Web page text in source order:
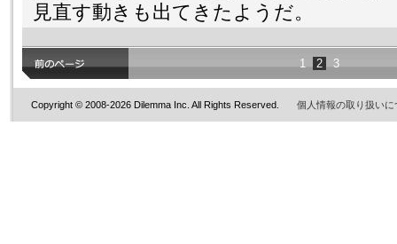
見直す動きも出てきたようだ。
1 2 3
Copyright © 2008-2026 Dilemma Inc. All Rights Reserved. 個人情報の取り扱いに